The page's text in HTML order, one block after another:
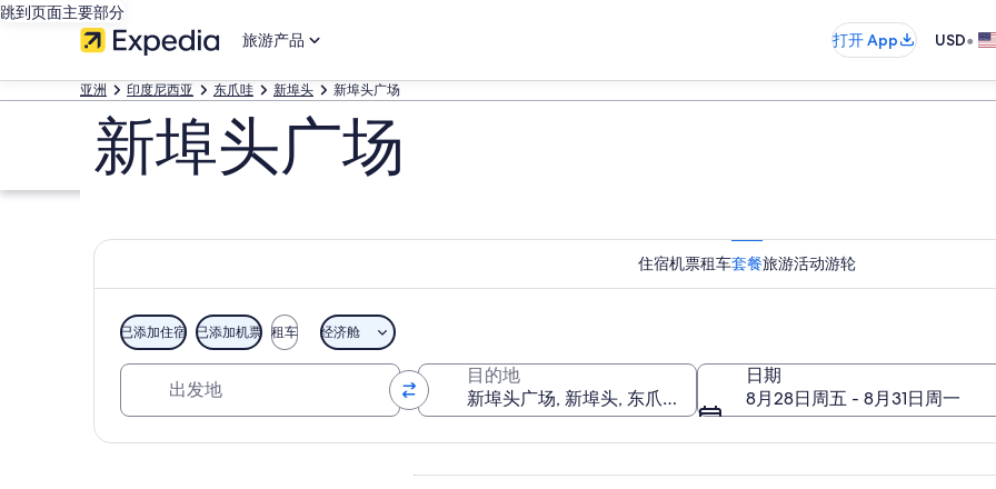
跳到页面主要部分
旅游产品
打开 App USD•
亚洲 印度尼西亚 东爪哇 新埠头 新埠头广场
新埠头广场
住宿机票租车套餐旅游活动游轮
已添加住宿 已添加机票 租车 经济舱
目的地
日期
8月28日周五 - 8月31日周一